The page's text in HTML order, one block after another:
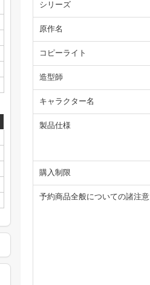
シリーズ
原作名
コピーライト
造型師
キャラクター名
製品仕様
購入制限
予約商品全般についての諸注意